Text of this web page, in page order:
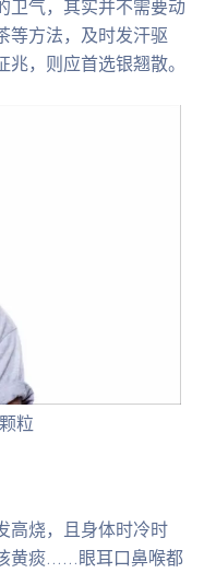
卫气，其实并不需要动
等方法，及时发汗驱
，则应首选银翘散。
粒
高烧，且身体时冷时
黄痰……眼耳口鼻喉都